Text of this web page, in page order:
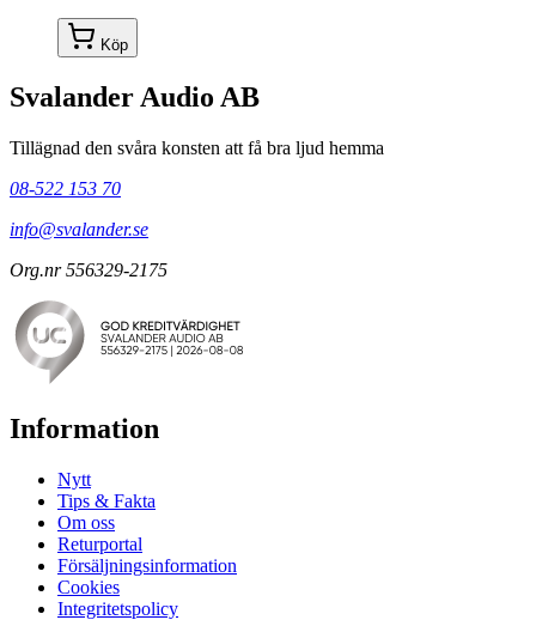
Köp
Svalander Audio AB
Tillägnad den svåra konsten att få bra ljud hemma
08-522 153 70
info@svalander.se
Org.nr 556329-2175
Information
Nytt
Tips & Fakta
Om oss
Returportal
Försäljningsinformation
Cookies
Integritetspolicy